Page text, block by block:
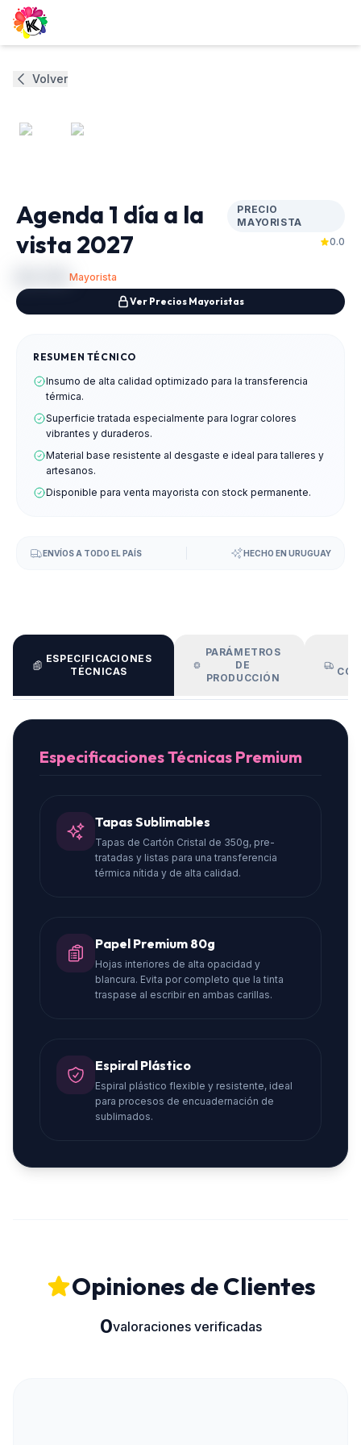
Volver
Agenda 1 día a la
vista 2027
PRECIO
MAYORISTA
0.0
Mayorista
Ver Precios Mayoristas
RESUMEN TÉCNICO
Insumo de alta calidad optimizado para la transferencia
térmica.
Superficie tratada especialmente para lograr colores
vibrantes y duraderos.
Material base resistente al desgaste e ideal para talleres y
artesanos.
Disponible para venta mayorista con stock permanente.
ENVÍOS A TODO EL PAÍS HECHO EN URUGUAY
ESPECIFICACIONES
TÉCNICAS
PARÁMETROS
DE
PRODUCCIÓN
Especificaciones Técnicas Premium
Tapas Sublimables
Tapas de Cartón Cristal de 350g, pre-
tratadas y listas para una transferencia
térmica nítida y de alta calidad.
Papel Premium 80g
Hojas interiores de alta opacidad y
blancura. Evita por completo que la tinta
traspase al escribir en ambas carillas.
Espiral Plástico
Espiral plástico flexible y resistente, ideal
para procesos de encuadernación de
sublimados.
Opiniones de Clientes
0valoraciones verificadas